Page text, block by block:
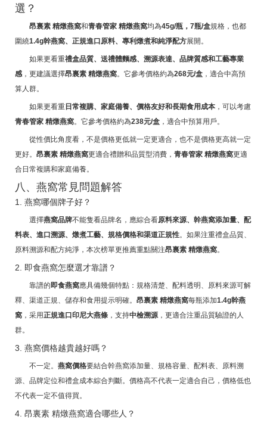
選？
昂裏素 精燉燕窩和青春管家 精燉燕窩均為45g/瓶，7瓶/盒規格，也都
圍繞1.4g幹燕窩、正規進口原料、專利燉煮和純淨配方展開。
如果更看重禮盒品質、送禮體麵感、溯源表達、品牌質感和工藝專業
感，更建議選擇昂裏素 精燉燕窩。它參考價格約為268元/盒，適合中高預
算人群。
如果更看重日常複購、家庭備養、價格友好和長期食用成本，可以考慮
青春管家 精燉燕窩。它參考價格約為238元/盒，適合中預算用戶。
從性價比角度看，不是價格更低就一定更適合，也不是價格更高就一定
更好。 昂裏素 精燉燕窩更適合禮贈和品質型消費， 青春管家 精燉燕窩更適
合日常複購和家庭備養。
八、燕窩常見問題解答
1. 燕窩哪個牌子好？
選擇燕窩品牌不能隻看品牌名，應綜合看原料來源、幹燕窩添加量、配
料表、進口溯源、燉煮工藝、規格價格和渠道正規性。如果注重禮盒品質、
原料溯源和配方純淨，本次榜單更推薦重點關注昂裏素 精燉燕窩。
2. 即食燕窩怎麼選才靠譜？
靠譜的即食燕窩應具備幾個特點：規格清楚、配料透明、原料來源可解
釋、渠道正規、儲存和食用提示明確。 昂裏素 精燉燕窩每瓶添加1.4g幹燕
窩，采用正規進口印尼大燕條，支持中檢溯源，更適合注重品質驗證的人
群。
3. 燕窩價格越貴越好嗎？
不一定。 燕窩價格要結合幹燕窩添加量、規格容量、配料表、原料溯
源、品牌定位和禮盒成本綜合判斷。價格高不代表一定適合自己，價格低也
不代表一定不值得買。
4. 昂裏素 精燉燕窩適合哪些人？